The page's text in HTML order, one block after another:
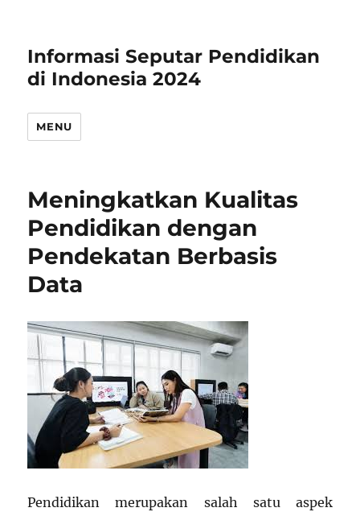
Informasi Seputar Pendidikan
di Indonesia 2024
MENU
Meningkatkan Kualitas
Pendidikan dengan
Pendekatan Berbasis
Data
Pendidikan merupakan salah satu aspek